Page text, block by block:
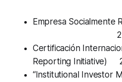
Empresa
2014 -
Certificación
Reporting Initiative)
“Institutional Investor